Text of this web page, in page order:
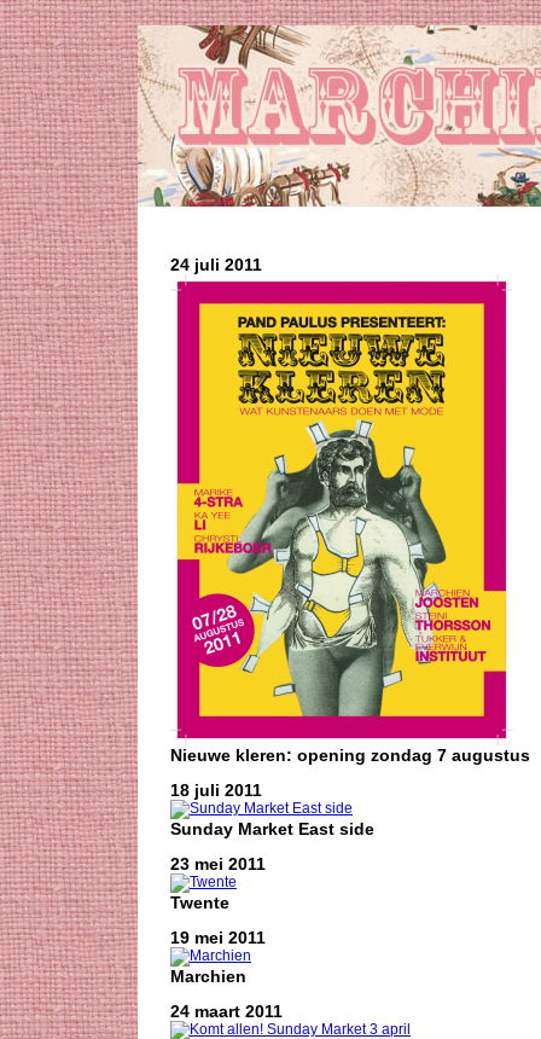
24 juli 2011
Nieuwe kleren: opening zondag 7 augustus
18 juli 2011
Sunday Market East side
23 mei 2011
Twente
19 mei 2011
Marchien
24 maart 2011